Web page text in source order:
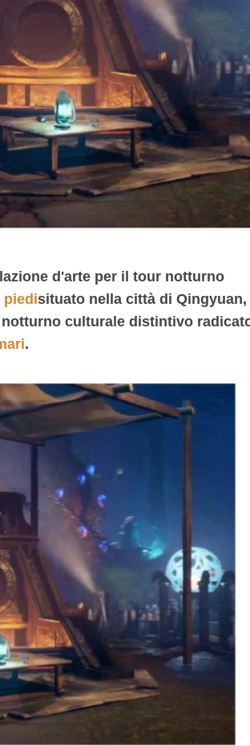
d'arte per il tour notturno
piedisituato nella città di Qingyuan,
culturale distintivo
.